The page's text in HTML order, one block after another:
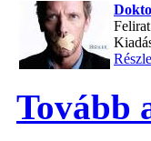
Tovább